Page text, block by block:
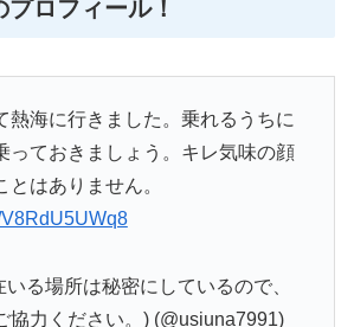
ロフィール！
熱海に行きました。乗れるうちに
っておきましょう。キレ気味の顔
とはありません。
る場所は秘密にしているので、
協力ください。) (@usiuna7991)